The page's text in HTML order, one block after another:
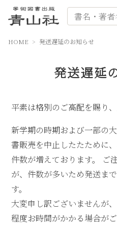
会社案内
書籍注文
お問い合わせ
よくある質問
HOME 発送遅延のお知らせ
発送遅延
平素は格別のご高配を賜り
新学期の時期および一部の
書販売を中止したたために
件数が増えております。 ご
が、件数が多いため発送ま
す。
大変申し訳ございませんが
程度お時間がかかる場合がご